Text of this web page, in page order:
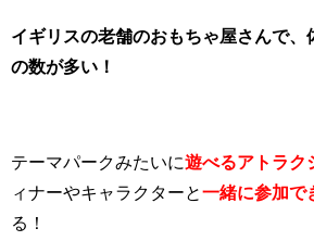
イギリスの老舗のおもちゃ屋さんで、
の数が多い！
テーマパークみたいに遊べるアトラク
ィナーやキャラクターと一緒に参加で
る！